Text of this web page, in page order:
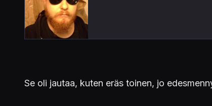
Se oli jautaa, kuten eräs toinen, jo